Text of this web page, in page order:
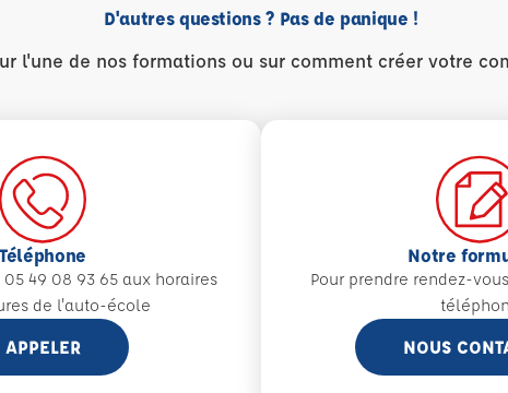
D'autres questions ? Pas de panique !
l'une de nos formations ou sur comment créer votre
Téléphone
49 08 93 65 aux horaires
de l'auto-école
APPELER
Notre
Pour prendre rendez-
NOUS